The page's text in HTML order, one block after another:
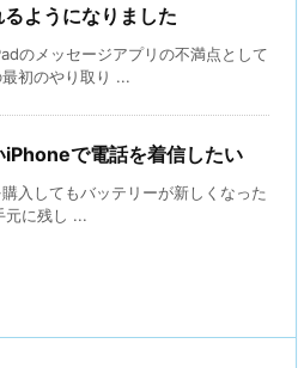
ようになりました
のメッセージアプリの不満点として
最初のやり取り ...
iPhoneで電話を着信したい
入してもバッテリーが新しくなった
元に残し ...